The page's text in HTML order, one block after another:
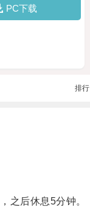
PC下载
排行
之后休息5分钟。